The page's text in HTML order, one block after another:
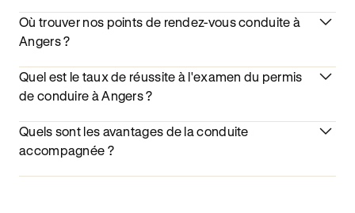
Où trouver nos points de rendez-vous conduite à
Angers ?
Quel est le taux de réussite à l'examen du permis
de conduire à Angers ?
Quels sont les avantages de la conduite
accompagnée ?